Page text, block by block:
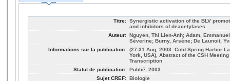
Titre: Synergistic activation of the BLV
and inhibitors of deacetylases
Auteur: Nguyen, Thi Lien-Anh; Adam,
Séverine; Burny, Arsène; De Launoit,
Informations sur la publication: (27-31 Aug, 2003: Cold Spring Harbor
York, USA), Abstract of the CSH
Transcription
Statut de publication: Publié, 2003
Sujet CREF: Biologie